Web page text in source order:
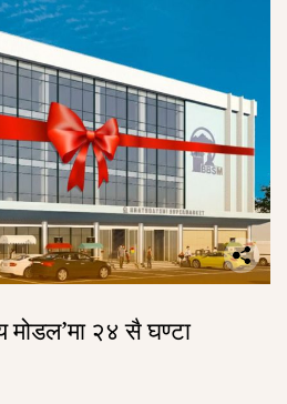
मोडल’मा २४ सै घण्टा